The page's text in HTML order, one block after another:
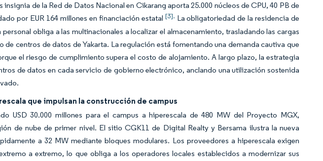
de la Red de Datos Nacional en Cikarang aporta 25.000 núcleos de CPU, 40 PB de
por EUR 164 millones en financiación estatal [3]. La obligatoriedad de la residencia de
obliga a las multinacionales a localizar el almacenamiento, trasladando las cargas
de centros de datos de Yakarta. La regulación está fomentando una demanda cautiva que
el riesgo de cumplimiento supera el costo de alojamiento. A largo plazo, la estrategia
de datos en cada servicio de gobierno electrónico, anclando una utilización sostenida
que impulsan la construcción de campus
USD 30.000 millones para el campus a hiperescala de 480 MW del Proyecto MGX,
de nube de primer nivel. El sitio CGK11 de Digital Realty y Bersama ilustra la nueva
a 32 MW mediante bloques modulares. Los proveedores a hiperescala exigen
a extremo, lo que obliga a los operadores locales establecidos a modernizar sus